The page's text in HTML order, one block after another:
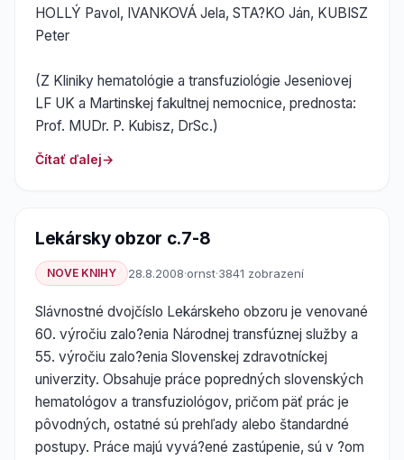
HOLLÝ Pavol, IVANKOVÁ Jela, STA?KO Ján, KUBISZ
Peter
(Z Kliniky hematológie a transfuziológie Jeseniovej
LF UK a Martinskej fakultnej nemocnice, prednosta:
Prof. MUDr. P. Kubisz, DrSc.)
Čítať ďalej
Lekársky obzor c.7-8
NOVE KNIHY 28.8.2008·ornst·3841 zobrazení
Slávnostné dvojčíslo Lekárskeho obzoru je venované
60. výročiu zalo?enia Národnej transfúznej služby a
55. výročiu zalo?enia Slovenskej zdravotníckej
univerzity. Obsahuje práce popredných slovenských
hematológov a transfuziológov, pričom päť prác je
pôvodných, ostatné sú prehľady alebo štandardné
postupy. Práce majú vyvá?ené zastúpenie, sú v ?om